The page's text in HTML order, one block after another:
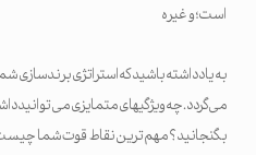
است؛ و غیره
به یاد داشته باشید که استراتژی برندسازی
می گردد. چه ویژگیهای متمایزی می توانید
بگنجانید؟ مهم ترین نقاط قوت شما